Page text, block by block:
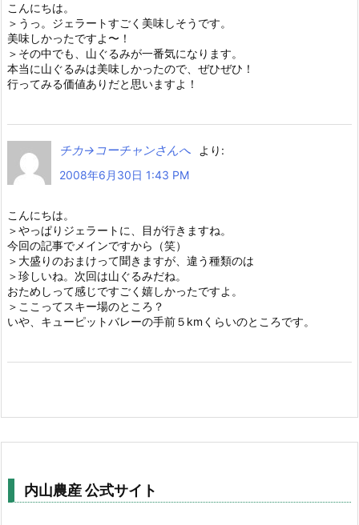
こんにちは。
＞うっ。ジェラートすごく美味しそうです。
美味しかったですよ〜！
＞その中でも、山ぐるみが一番気になります。
本当に山ぐるみは美味しかったので、ぜひぜひ！
行ってみる価値ありだと思いますよ！
チカ→コーチャンさんへ
より:
2008年6月30日 1:43 PM
こんにちは。
＞やっぱりジェラートに、目が行きますね。
今回の記事でメインですから（笑）
＞大盛りのおまけって聞きますが、違う種類のは
＞珍しいね。次回は山ぐるみだね。
おためしって感じですごく嬉しかったですよ。
＞ここってスキー場のところ？
いや、キューピットバレーの手前５kmくらいのところです。
内山農産 公式サイト